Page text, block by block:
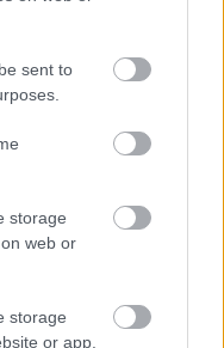
sent to
storage
web or
storage
or app.
a parkolási
divatrajongó. A
álló virtuális
- és aggályok